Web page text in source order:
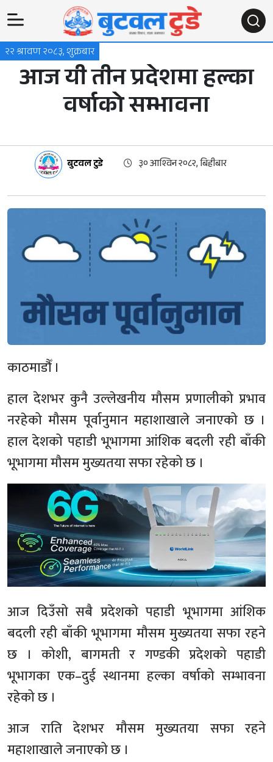
२२ श्रावण २०८३, शुक्रबार
आज यी तीन प्रदेशमा हल्का
वर्षाको सम्भावना
बुटवल टुडे ३० आश्विन २०८२, बिहीबार
काठमाडौँ ।
हाल देशभर कुनै उल्लेखनीय मौसम प्रणालीको प्रभाव
नरहेको मौसम पूर्वानुमान महाशाखाले जनाएको छ ।
हाल देशको पहाडी भूभागमा आंशिक बदली रही बाँकी
भूभागमा मौसम मुख्यतया सफा रहेको छ ।
आज दिउँसो सबै प्रदेशको पहाडी भूभागमा आंशिक
बदली रही बाँकी भूभागमा मौसम मुख्यतया सफा रहने
छ । कोशी, बागमती र गण्डकी प्रदेशको पहाडी
भूभागका एक–दुई स्थानमा हल्का वर्षाको सम्भावना
रहेको छ ।
आज राति देशभर मौसम मुख्यतया सफा रहने
महाशाखाले जनाएको छ ।